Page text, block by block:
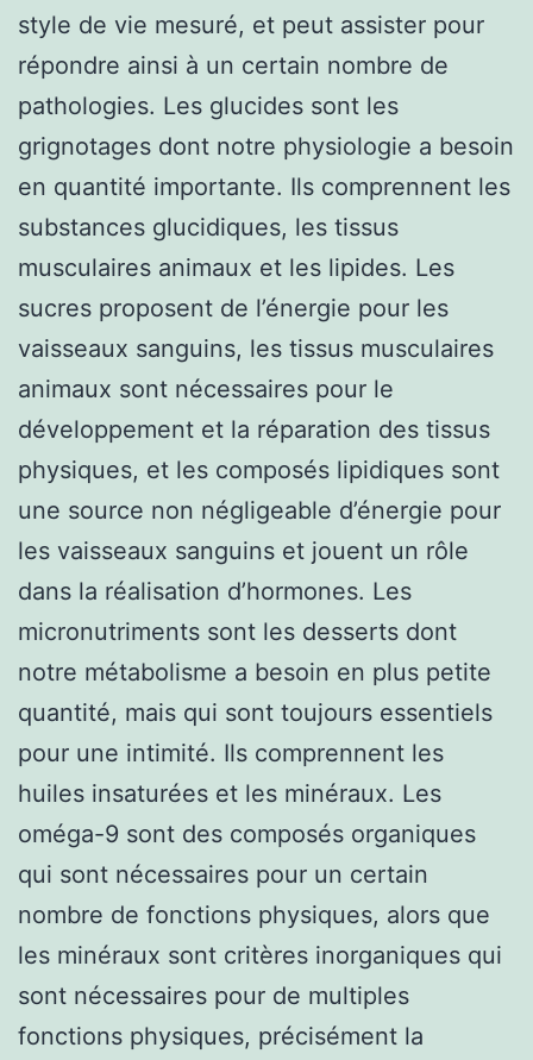
style de vie mesuré, et peut assister pour
répondre ainsi à un certain nombre de
pathologies. Les glucides sont les
grignotages dont notre physiologie a besoin
en quantité importante. Ils comprennent les
substances glucidiques, les tissus
musculaires animaux et les lipides. Les
sucres proposent de l’énergie pour les
vaisseaux sanguins, les tissus musculaires
animaux sont nécessaires pour le
développement et la réparation des tissus
physiques, et les composés lipidiques sont
une source non négligeable d’énergie pour
les vaisseaux sanguins et jouent un rôle
dans la réalisation d’hormones. Les
micronutriments sont les desserts dont
notre métabolisme a besoin en plus petite
quantité, mais qui sont toujours essentiels
pour une intimité. Ils comprennent les
huiles insaturées et les minéraux. Les
oméga-9 sont des composés organiques
qui sont nécessaires pour un certain
nombre de fonctions physiques, alors que
les minéraux sont critères inorganiques qui
sont nécessaires pour de multiples
fonctions physiques, précisément la